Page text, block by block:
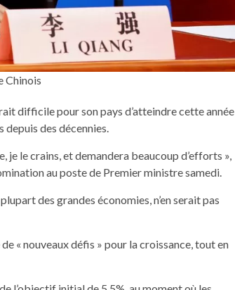
Chinois
difficile pour son pays d’atteindre cette année
depuis des décennies.
je le crains, et demandera beaucoup d’efforts »,
au poste de Premier ministre samedi.
des grandes économies, n’en serait pas
« nouveaux défis » pour la croissance, tout en